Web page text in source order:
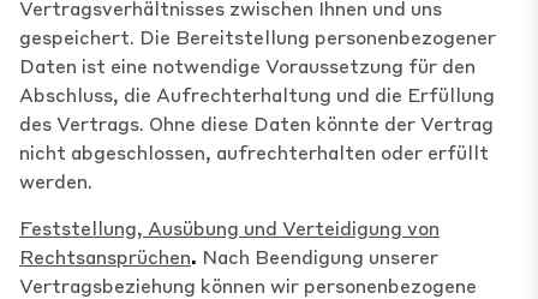
Vertragsverhältnisses zwischen Ihnen und uns
gespeichert. Die Bereitstellung personenbezogener
Daten ist eine notwendige Voraussetzung für den
Abschluss, die Aufrechterhaltung und die Erfüllung
des Vertrags. Ohne diese Daten könnte der Vertrag
nicht abgeschlossen, aufrechterhalten oder erfüllt
werden.
Feststellung, Ausübung und Verteidigung von
Rechtsansprüchen. Nach Beendigung unserer
Vertragsbeziehung können wir personenbezogene